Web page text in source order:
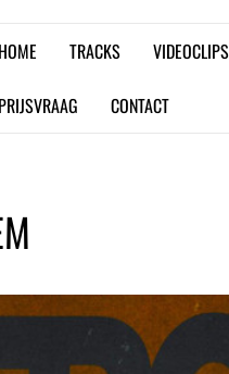
HOME TRACKS VIDEOCLIPS
PRIJSVRAAG CONTACT